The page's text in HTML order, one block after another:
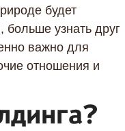
будет
больше узнать друг
важно для
отношения и